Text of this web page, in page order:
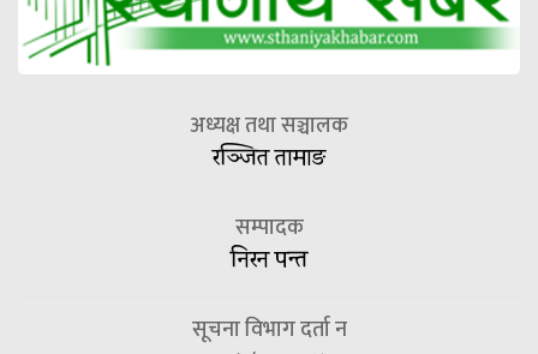
अध्यक्ष तथा सञ्चालक
रञ्जित तामाङ
सम्पादक
निरन पन्त
सूचना विभाग दर्ता न